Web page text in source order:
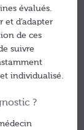
évalués.
et d’adapter
de ces
suivre
individualisé.
?